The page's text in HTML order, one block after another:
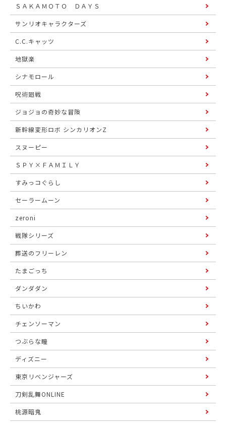
ＳＡＫＡＭＯＴＯ ＤＡＹＳ
サンリオキャラクターズ
C.C.キャッツ
地獄楽
シナモロール
呪術廻戦
ジョジョの奇妙な冒険
新幹線変形ロボ シンカリオンZ
スヌーピー
ＳＰＹ×ＦＡＭＩＬＹ
すみっコぐらし
セーラームーン
zeroni
戦隊シリーズ
葬送のフリーレン
たまごっち
ダンダダン
ちいかわ
チェンソーマン
つぶらな瞳
ディズニー
東京リベンジャーズ
刀剣乱舞ONLINE
桃源暗鬼